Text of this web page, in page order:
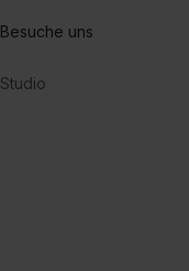
Besuche uns
Studio